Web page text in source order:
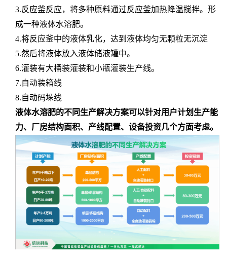
3.反应釜反应，将多种原料通过反应釜加热降温搅拌。形
成一种液体水溶肥。
4.将反应釜中的液体乳化，达到液体均匀无颗粒无沉淀
5.然后将液体放入液体储液罐中。
6.灌装有大桶装灌装和小瓶灌装生产线。
7.自动装箱线
8.自动码垛线
液体水溶肥的不同生产解决方案可以针对用户计划生产能
力、厂房结构面积、产线配置、设备投资几个方面考虑。